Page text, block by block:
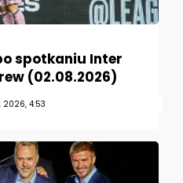
spotkaniu Inter
(02.08.2026)
2026, 4:53